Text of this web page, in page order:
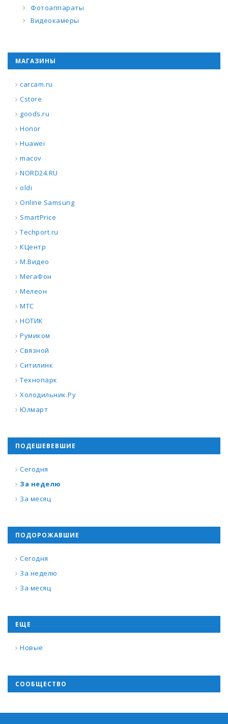
Фотоаппараты
Видеокамеры
МАГАЗИНЫ
carcam.ru
Cstore
goods.ru
Honor
Huawei
macov
NORD24.RU
oldi
Online Samsung
SmartPrice
Techport.ru
КЦентр
М.Видео
МегаФон
Мелеон
МТС
НОТИК
Румиком
Связной
Ситилинк
Технопарк
Холодильник.Ру
Юлмарт
ПОДЕШЕВЕВШИЕ
Сегодня
За неделю
За месяц
ПОДОРОЖАВШИЕ
Сегодня
За неделю
За месяц
ЕЩЕ
Новые
СООБЩЕСТВО